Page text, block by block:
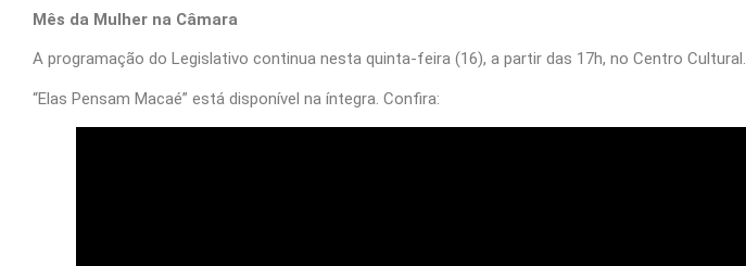
Mês da Mulher na Câmara
A programação do Legislativo continua nesta quinta-feira (16), a partir das 17h, no Centro Cultural.
“Elas Pensam Macaé” está disponível na íntegra. Confira: